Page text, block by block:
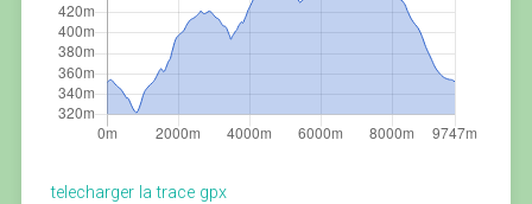
telecharger la trace gpx